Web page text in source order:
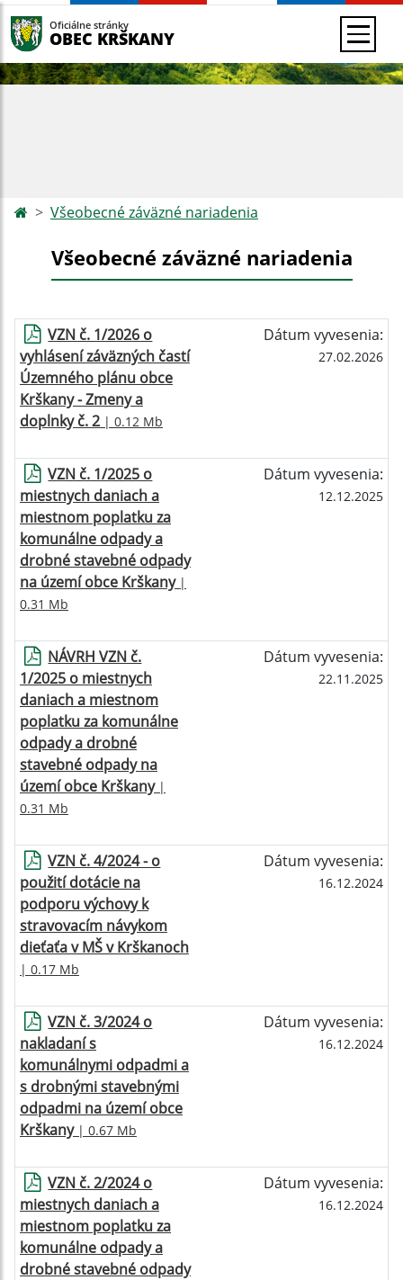
Oficiálne stránky
OBEC KRŠKANY
Všeobecné záväzné nariadenia
Všeobecné záväzné nariadenia
VZN č. 1/2026 o
vyhlásení záväzných častí
Územného plánu obce
Krškany - Zmeny a
doplnky č. 2 | 0.12 Mb
Dátum vyvesenia:
27.02.2026
VZN č. 1/2025 o
miestnych daniach a
miestnom poplatku za
komunálne odpady a
drobné stavebné odpady
na území obce Krškany|
0.31 Mb
Dátum vyvesenia:
12.12.2025
NÁVRH VZN č.
1/2025 o miestnych
daniach a miestnom
poplatku za komunálne
odpady a drobné
stavebné odpady na
území obce Krškany|
0.31 Mb
Dátum vyvesenia:
22.11.2025
VZN č. 4/2024 - o
použití dotácie na
podporu výchovy k
stravovacím návykom
dieťaťa v MŠ v Krškanoch
| 0.17 Mb
Dátum vyvesenia:
16.12.2024
VZN č. 3/2024 o
nakladaní s
komunálnymi odpadmi a
s drobnými stavebnými
odpadmi na území obce
Krškany| 0.67 Mb
Dátum vyvesenia:
16.12.2024
VZN č. 2/2024 o
miestnych daniach a
miestnom poplatku za
komunálne odpady a
drobné stavebné odpady
Dátum vyvesenia:
16.12.2024